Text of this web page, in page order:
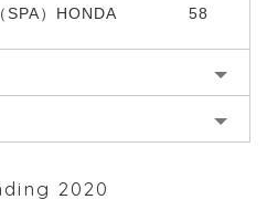
SPA）HONDA 58
2020